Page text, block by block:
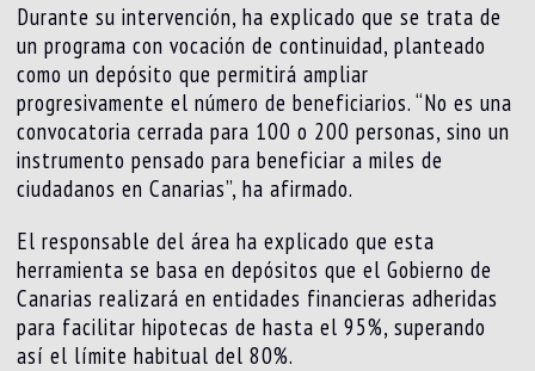
Durante su intervención, ha explicado que se trata de
un programa con vocación de continuidad, planteado
como un depósito que permitirá ampliar
progresivamente el número de beneficiarios. “No es una
convocatoria cerrada para 100 o 200 personas, sino un
instrumento pensado para beneficiar a miles de
ciudadanos en Canarias”, ha afirmado.
El responsable del área ha explicado que esta
herramienta se basa en depósitos que el Gobierno de
Canarias realizará en entidades financieras adheridas
para facilitar hipotecas de hasta el 95%, superando
así el límite habitual del 80%.